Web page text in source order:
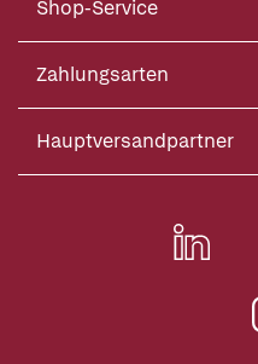
Shop-Service
Zahlungsarten
Hauptversandpartner